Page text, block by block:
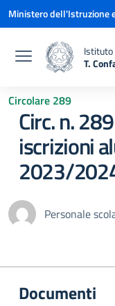
Vai ai contenuti
Vai al menu di
Vai al footer
Ministero dell'Istruzione
Istituto
T.
Circolare 289
Circ. n.
iscrizioni
2023/
Personale
Documenti